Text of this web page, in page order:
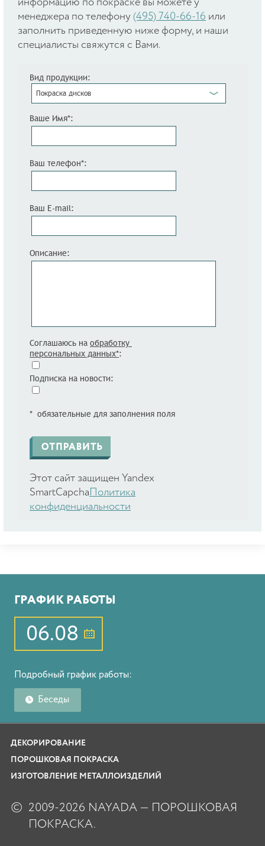
информацию по покраске вы можете у
менеджера по телефону (495) 740-66-16 или
заполнить приведенную ниже форму, и наши
специалисты свяжутся с Вами.
Вид продукции:
Покраска дисков
Ваше Имя*:
Ваш телефон*:
Ваш E-mail:
Описание:
Соглашаюсь на обработку
персональных данных*:
Подписка на новости:
* обязательные для заполнения поля
Этот сайт защищен Yandex
SmartCapcha Политика
конфиденциальности
ГРАФИК РАБОТЫ
06.08
Подробный график работы:
Беседы
ДЕКОРИРОВАНИЕ
ПОРОШКОВАЯ ПОКРАСКА
ИЗГОТОВЛЕНИЕ МЕТАЛЛОИЗДЕЛИЙ
© 2009-2026 NAYADA — ПОРОШКОВАЯ
ПОКРАСКА.